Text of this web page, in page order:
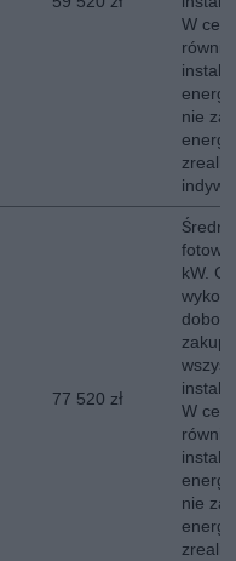
W
nie
77 520 zł
Średni
kW.
W
nie